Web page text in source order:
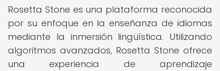
Rosetta Stone es una plataforma reconocida
por su enfoque en la enseñanza de idiomas
mediante la inmersión lingüística. Utilizando
algoritmos avanzados, Rosetta Stone ofrece
una experiencia de aprendizaje